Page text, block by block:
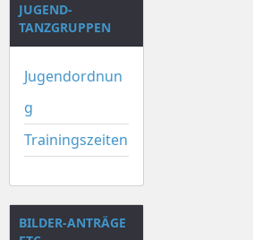
JUGEND-
TANZGRUPPEN
Jugendordnun
g
Trainingszeiten
BILDER-ANTRÄGE